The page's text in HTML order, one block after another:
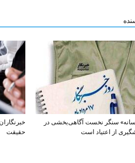
حقیقت
سنگر نخست آگاهی‌بخشی در
از اعتیاد است